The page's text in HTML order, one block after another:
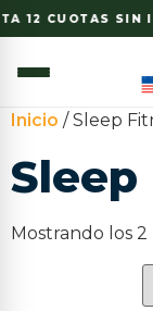
12 CUOTAS SIN
Inicio / Sleep
Mostrando los